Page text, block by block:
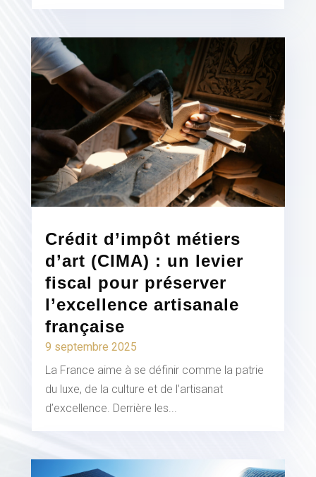
Crédit d’impôt métiers
d’art (CIMA) : un levier
fiscal pour préserver
l’excellence artisanale
française
9 septembre 2025
La France aime à se définir comme la patrie
du luxe, de la culture et de l’artisanat
d’excellence. Derrière les...